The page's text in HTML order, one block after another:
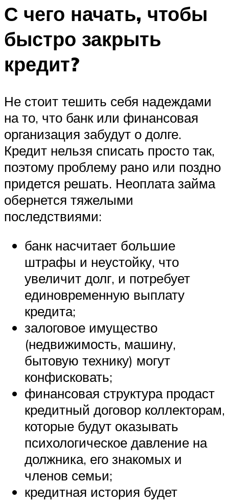
С чего начать, чтобы
быстро закрыть
кредит?
Не стоит тешить себя надеждами
на то, что банк или финансовая
организация забудут о долге.
Кредит нельзя списать просто так,
поэтому проблему рано или поздно
придется решать. Неоплата займа
обернется тяжелыми
последствиями:
банк насчитает большие
штрафы и неустойку, что
увеличит долг, и потребует
единовременную выплату
кредита;
залоговое имущество
(недвижимость, машину,
бытовую технику) могут
конфисковать;
финансовая структура продаст
кредитный договор коллекторам,
которые будут оказывать
психологическое давление на
должника, его знакомых и
членов семьи;
кредитная история будет